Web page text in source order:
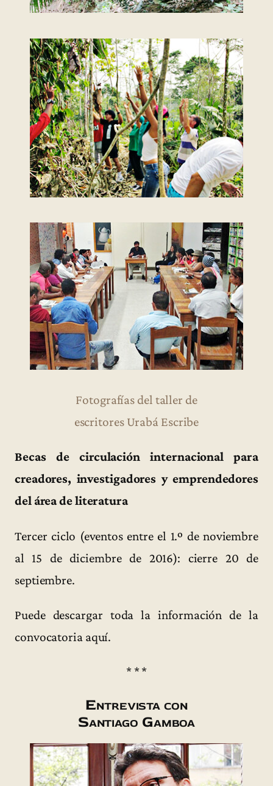
Fotografías del taller de
escritores Urabá Escribe
Becas de circulación internacional para
creadores, investigadores y emprendedores
del área de literatura
Tercer ciclo (eventos entre el 1.º de noviembre
al 15 de diciembre de 2016): cierre 20 de
septiembre.
Puede descargar toda la información de la
convocatoria aquí.
* * *
Entrevista con
Santiago Gamboa